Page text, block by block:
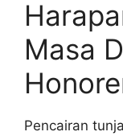
Masa
Pencairan